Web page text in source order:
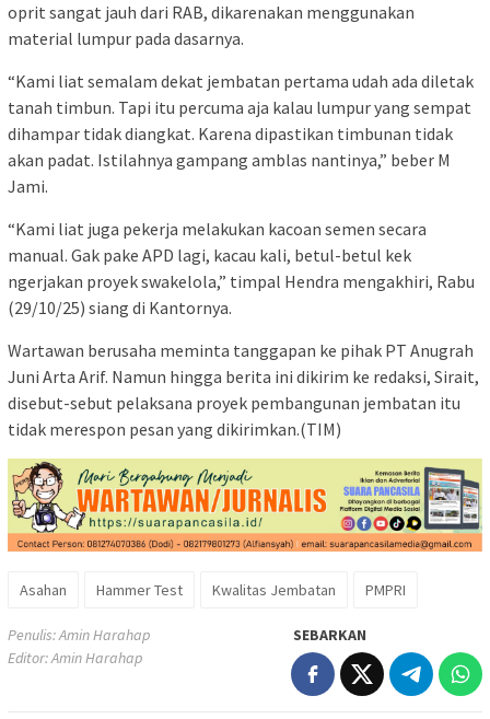
oprit sangat jauh dari RAB, dikarenakan menggunakan
material lumpur pada dasarnya.
“Kami liat semalam dekat jembatan pertama udah ada diletak
tanah timbun. Tapi itu percuma aja kalau lumpur yang sempat
dihampar tidak diangkat. Karena dipastikan timbunan tidak
akan padat. Istilahnya gampang amblas nantinya,” beber M
Jami.
“Kami liat juga pekerja melakukan kacoan semen secara
manual. Gak pake APD lagi, kacau kali, betul-betul kek
ngerjakan proyek swakelola,” timpal Hendra mengakhiri, Rabu
(29/10/25) siang di Kantornya.
Wartawan berusaha meminta tanggapan ke pihak PT Anugrah
Juni Arta Arif. Namun hingga berita ini dikirim ke redaksi, Sirait,
disebut-sebut pelaksana proyek pembangunan jembatan itu
tidak merespon pesan yang dikirimkan.(TIM)
Asahan Hammer Test Kwalitas Jembatan PMPRI
Penulis: Amin Harahap
Editor: Amin Harahap
SEBARKAN